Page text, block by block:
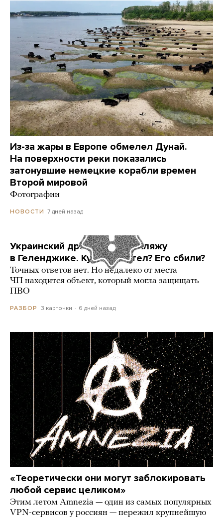
Из-за жары в Европе обмелел Дунай.
На поверхности реки показались
затонувшие немецкие корабли времен
Второй мировой
Фотографии
НОВОСТИ 7 дней назад
Украинский дрон попал по пляжу
в Геленджике. Куда он летел? Его сбили?
Точных ответов нет. Но недалеко от места
ЧП находится объект, который могла защищать
ПВО
РАЗБОР 3 карточки 6 дней назад
«Теоретически они могут заблокировать
любой сервис целиком»
Этим летом Amnezia — один из самых популярных
VPN-сервисов у россиян — пережил крупнейшую